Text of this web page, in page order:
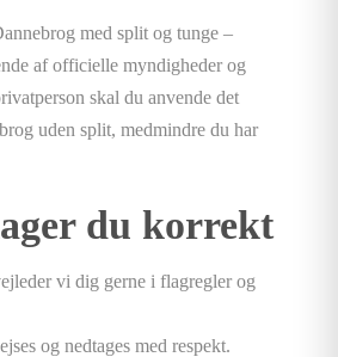
med split og tunge –
af officielle myndigheder og
skal du anvende det
uden split, medmindre du har
du korrekt
vi dig gerne i flagregler og
og nedtages med respekt.